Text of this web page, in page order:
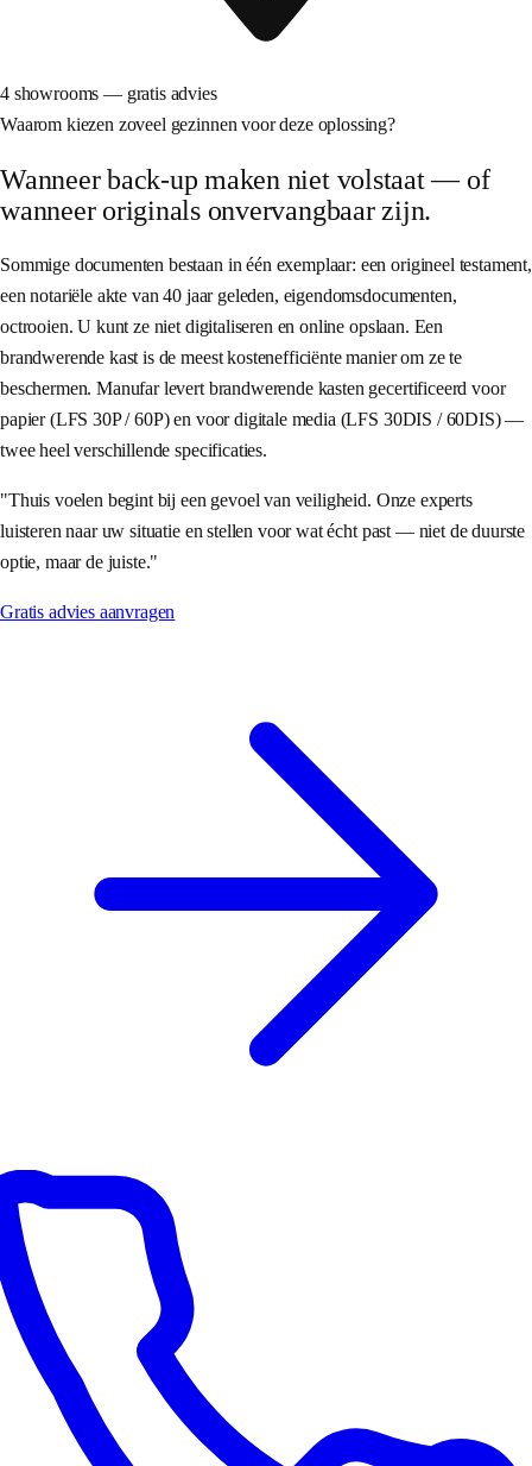
4 showrooms — gratis advies
Waarom kiezen zoveel gezinnen voor deze oplossing?
Wanneer back-up maken niet volstaat — of
wanneer originals onvervangbaar zijn.
Sommige documenten bestaan in één exemplaar: een origineel testament,
een notariële akte van 40 jaar geleden, eigendomsdocumenten,
octrooien. U kunt ze niet digitaliseren en online opslaan. Een
brandwerende kast is de meest kostenefficiënte manier om ze te
beschermen. Manufar levert brandwerende kasten gecertificeerd voor
papier (LFS 30P / 60P) en voor digitale media (LFS 30DIS / 60DIS) —
twee heel verschillende specificaties.
"Thuis voelen begint bij een gevoel van veiligheid. Onze experts
luisteren naar uw situatie en stellen voor wat écht past — niet de duurste
optie, maar de juiste."
Gratis advies aanvragen